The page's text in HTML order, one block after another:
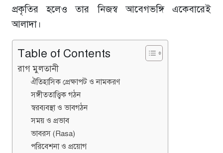
প্রকৃতির হলেও তার নিজস্ব আবেগভঙ্গি একেবারেই
আলাদা।
Table of Contents
রাগ মুলতানী
ঐতিহাসিক প্রেক্ষাপট ও নামকরণ
সঙ্গীততাত্ত্বিক গঠন
স্বরব্যবস্থা ও ভাবগঠন
সময় ও প্রভাব
ভাবরস (Rasa)
পরিবেশনা ও প্রয়োগ